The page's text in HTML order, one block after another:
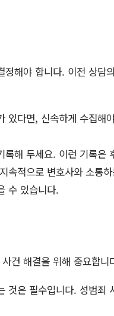
해야 합니다. 이전 상담
있다면, 신속하게 수집해
록해 두세요. 이런 기록은
속적으로 변호사와 소통
수 있습니다.
건 해결을 위해 중요합
것은 필수입니다. 성범죄